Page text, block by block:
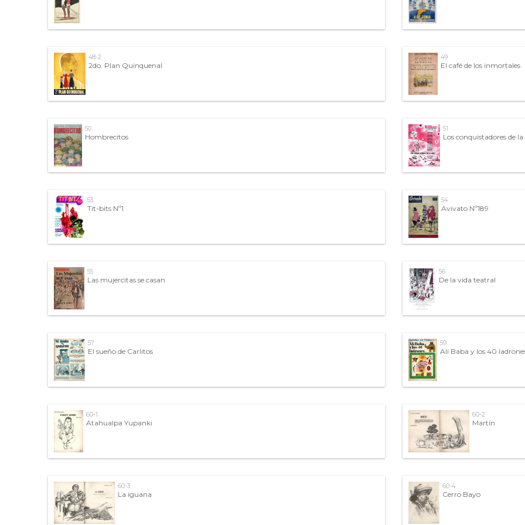
48-2
2do. Plan Quinquenal
49
El café de los inmortales
50
Hombrecitos
51
Los conquistadores de
53
Tit-bits Nº1
54
Avivato Nº189
55
Las mujercitas se casan
56
De la vida teatral
57
El sueño de Carlitos
59
Alí Baba y los 40
60-1
Atahualpa Yupanki
60-2
Martín
60-3
La iguana
60-4
Cerro Bayo